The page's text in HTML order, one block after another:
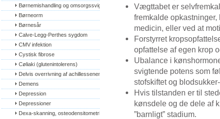
Børnemishandling og omsorgssvigt
Børneorm
Børnesår
Calve-Legg-Perthes sygdom
CMV infektion
Cystisk fibrose
Cøliaki (glutenintolerens)
Delvis overrivning af achillessenen
Demens
Depression
Depressioner
Dexa-skanning, osteodensitometri,
Vægttabet er
fremkalde
medicin, eller ved at
Forstyrret
opfattelse af egen krop
Ubalance i
svigtende potens som
stofskiftet og
Hvis tilstanden er til
kønsdele og de dele af
”barnligt” stadium.